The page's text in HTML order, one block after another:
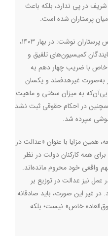
در پی ندارد، بلکه باعث
پرستاران شده است.
وی با اشاره به مطالبه فوق‌العاده خاص پرستاران نوشت: در بهار ۱۴۰۳،
کمیسیون‌های تلفیق و
خاص با ضریب چهار دهم به
به‌صورت غیرهدفمند و یکسان
به میزان سختی و ماهیت
در احکام حقوقی ثبت نشد
سپرده شد.
همین مزایا با عنوان «عدالت در
همه کارکنان دولت در نظر
واقعی خود محروم مانده‌اند.
عمل نیز عدالت در توزیع بر
غیر این صورت، باید صادقانه
خاص» نیست؛ بلکه